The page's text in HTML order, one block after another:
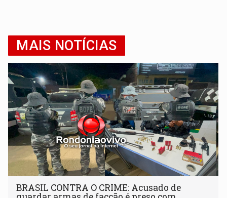
MAIS NOTÍCIAS
BRASIL CONTRA O CRIME: Acusado de